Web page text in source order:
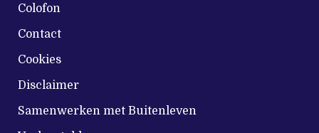
Colofon
Contact
Cookies
Disclaimer
Samenwerken met Buitenleven